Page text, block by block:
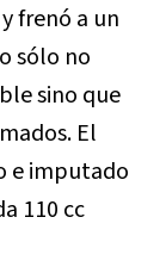
frenó a un
sólo no
sino que
El
e imputado
110 cc